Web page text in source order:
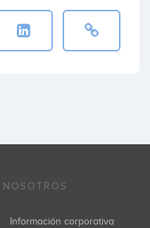
NOSOTROS
Información corporativa